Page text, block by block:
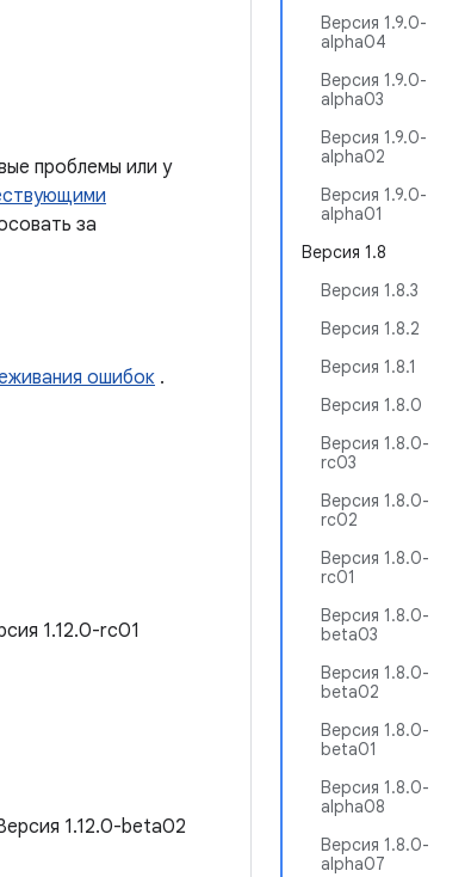
Версия 1.9.0-
alpha04
Версия 1.9.0-
alpha03
Версия 1.9.0-
alpha02
Версия 1.9.0-
alpha01
Версия 1.8
Версия 1.8.3
Версия 1.8.2
Версия 1.8.1
Версия 1.8.0
Версия 1.8.0-
rc03
Версия 1.8.0-
rc02
Версия 1.8.0-
rc01
Версия 1.8.0-
beta03
Версия 1.8.0-
beta02
Версия 1.8.0-
beta01
Версия 1.8.0-
alpha08
Версия 1.8.0-
alpha07
проблемы или у
за
ошибок .
1.12.0-rc01
1.12.0-beta02